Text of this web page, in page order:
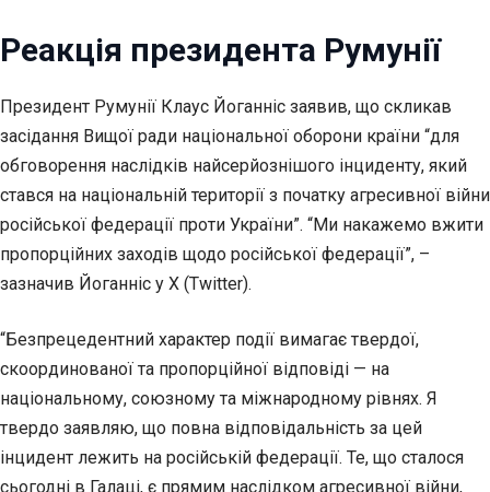
Реакція президента Румунії
Президент Румунії Клаус Йоганніс заявив, що скликав
засідання Вищої ради національної оборони країни “для
обговорення наслідків найсерйознішого інциденту, який
стався на національній території з початку агресивної війни
російської федерації проти України”. “Ми накажемо вжити
пропорційних заходів щодо російської федерації”, –
зазначив Йоганніс у X (Twitter).
“Безпрецедентний характер події вимагає твердої,
скоординованої та пропорційної відповіді — на
національному, союзному та міжнародному рівнях. Я
твердо заявляю, що повна відповідальність за цей
інцидент лежить на російській федерації. Те, що сталося
сьогодні в Галаці, є прямим наслідком агресивної війни,